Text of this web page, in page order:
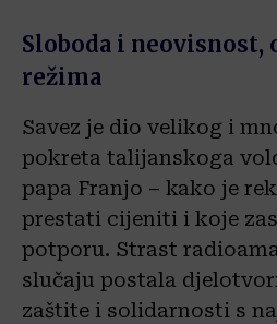
Sloboda i
režima
Savez je dio velikog i
pokreta talijanskoga
papa Franjo – kako je
prestati cijeniti i koje
potporu. Strast
slučaju postala
zaštite i solidarnosti s